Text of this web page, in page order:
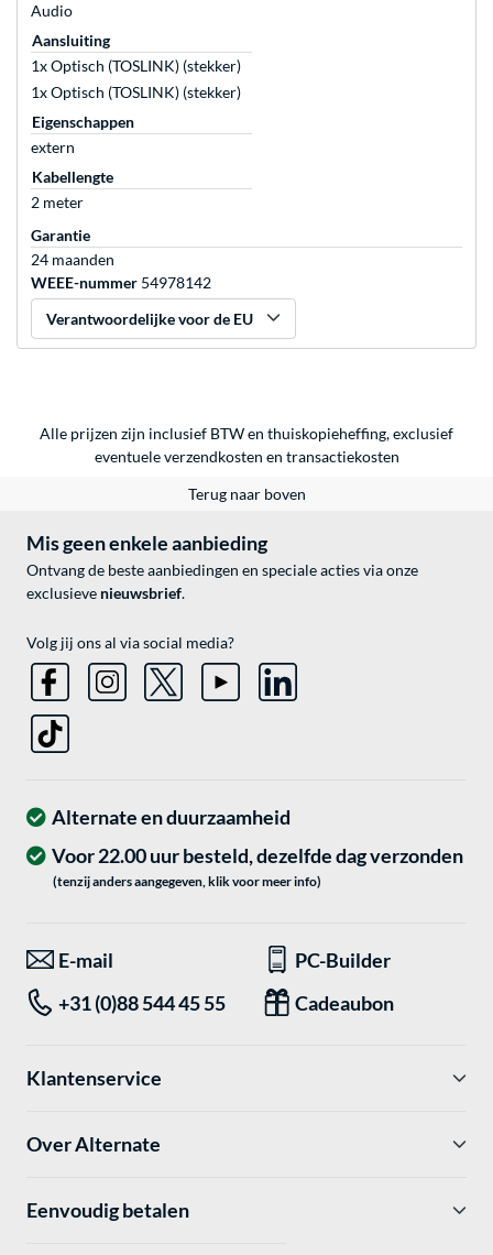
Audio
Aansluiting
1x Optisch (TOSLINK) (stekker)
1x Optisch (TOSLINK) (stekker)
Eigenschappen
extern
Kabellengte
2 meter
Garantie
24 maanden
WEEE-nummer 54978142
Verantwoordelijke voor de EU
Alle prijzen zijn inclusief BTW en thuiskopieheffing, exclusief
eventueleverzendkosten en transactiekosten
Terug naar boven
Mis geen enkele aanbieding
Ontvang de beste aanbiedingen en speciale acties via onze
exclusieve nieuwsbrief.
Volg jij ons al via social media?
Alternate en duurzaamheid
Voor 22.00 uur besteld, dezelfde dag verzonden
(tenzij anders aangegeven, klik voor meer info)
E-mail
PC-Builder
+31 (0)88 544 45 55
Cadeaubon
Klantenservice
Over Alternate
Eenvoudig betalen